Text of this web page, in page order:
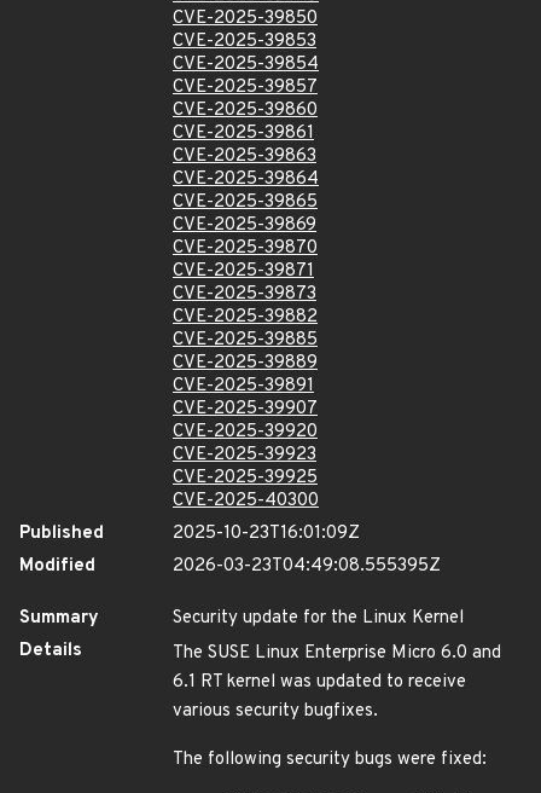
CVE-2025-39850
CVE-2025-39853
CVE-2025-39854
CVE-2025-39857
CVE-2025-39860
CVE-2025-39861
CVE-2025-39863
CVE-2025-39864
CVE-2025-39865
CVE-2025-39869
CVE-2025-39870
CVE-2025-39871
CVE-2025-39873
CVE-2025-39882
CVE-2025-39885
CVE-2025-39889
CVE-2025-39891
CVE-2025-39907
CVE-2025-39920
CVE-2025-39923
CVE-2025-39925
CVE-2025-40300
Published
2025-10-23T16:01:09Z
Modified
2026-03-23T04:49:08.555395Z
Summary
Security update for the Linux Kernel
Details
The SUSE Linux Enterprise Micro 6.0 and
6.1 RT kernel was updated to receive
various security bugfixes.
The following security bugs were fixed: